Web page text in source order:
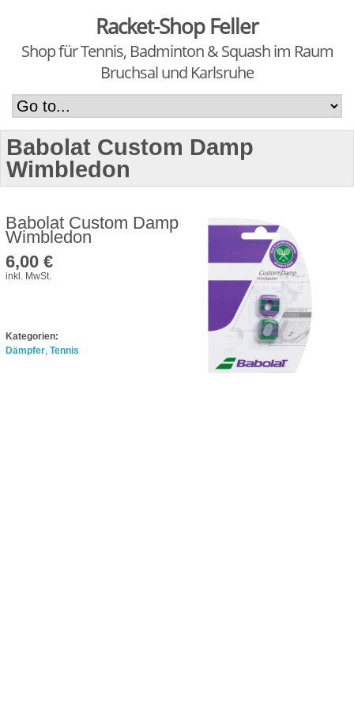
Racket-Shop Feller
Shop für Tennis, Badminton & Squash im Raum
Bruchsal und Karlsruhe
Babolat Custom Damp
Wimbledon
Babolat Custom Damp
Wimbledon
6,00 €
inkl. MwSt.
Kategorien:
Dämpfer Tennis